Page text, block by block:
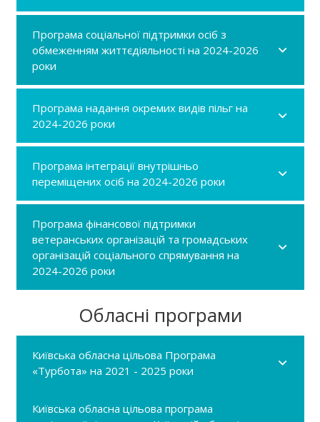
Програма соціальної підтримки осіб з
обмеженням життєдіяльності на 2024-2026
роки
Програма надання окремих видів пільг на
2024-2026 роки
Програма інтеграції внутрішньо
переміщених осіб на 2024-2026 роки
Програма фінансової підтримки
ветеранських організацій та громадських
організацій соціального спрямування на
2024-2026 роки
Обласні програми
Київська обласна цільова Програма
«Турбота» на 2021 - 2025 роки
Київська обласна цільова програма